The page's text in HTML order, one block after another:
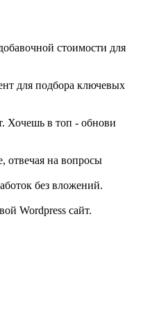
стоимости для
для подбора ключевых
Хочешь в топ - обнови
отвечая на вопросы
без вложений.
Wordpress сайт.